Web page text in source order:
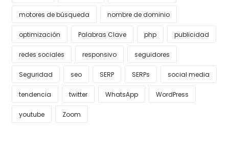
motores de búsqueda nombre de dominio
optimización Palabras Clave php publicidad
redes sociales responsivo seguidores
Seguridad seo SERP SERPs social media
tendencia twitter WhatsApp WordPress
youtube Zoom